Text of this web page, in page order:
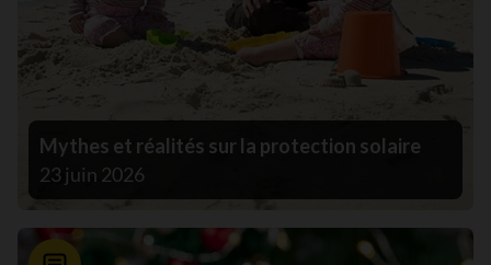
Mythes et réalités sur la protection solaire
23 juin 2026